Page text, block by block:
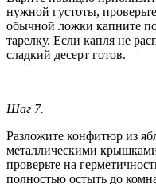
нужной густоты,
обычной ложки капните
тарелку. Если капля не
сладкий десерт готов.
Шаг 7.
Разложите конфитюр из
металлическими
проверьте на
полностью остыть до